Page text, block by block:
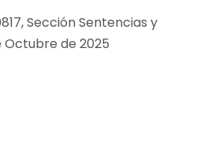
Sección Sentencias y
Octubre de 2025